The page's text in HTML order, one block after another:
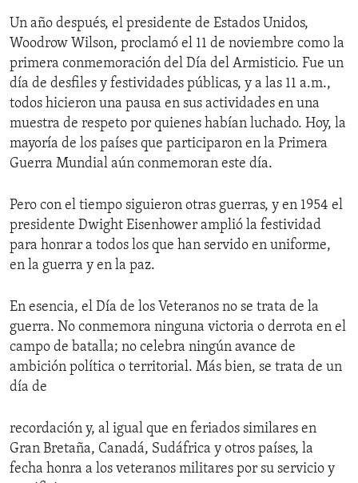
Un año después, el presidente de Estados Unidos,
Woodrow Wilson, proclamó el 11 de noviembre como la
primera conmemoración del Día del Armisticio. Fue un
día de desfiles y festividades públicas, y a las 11 a.m.,
todos hicieron una pausa en sus actividades en una
muestra de respeto por quienes habían luchado. Hoy, la
mayoría de los países que participaron en la Primera
Guerra Mundial aún conmemoran este día.
Pero con el tiempo siguieron otras guerras, y en 1954 el
presidente Dwight Eisenhower amplió la festividad
para honrar a todos los que han servido en uniforme,
en la guerra y en la paz.
En esencia, el Día de los Veteranos no se trata de la
guerra. No conmemora ninguna victoria o derrota en el
campo de batalla; no celebra ningún avance de
ambición política o territorial. Más bien, se trata de un
día de
recordación y, al igual que en feriados similares en
Gran Bretaña, Canadá, Sudáfrica y otros países, la
fecha honra a los veteranos militares por su servicio y